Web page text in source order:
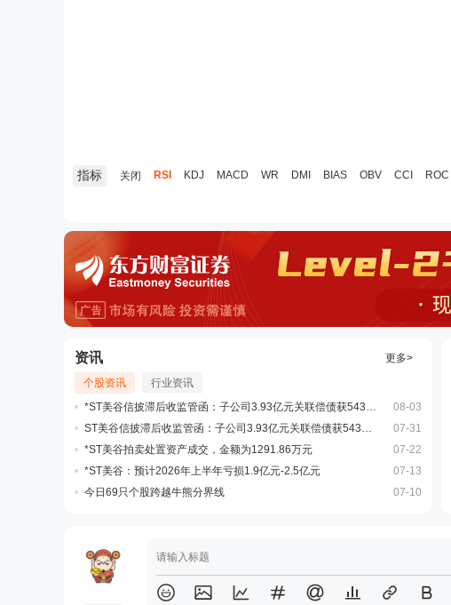
指标 关闭 RSI KDJ MACD WR DMI BIAS OBV CCI ROC
资讯
更多>
个股资讯
行业资讯
*ST美谷信披滞后收监管函：子公司3.93亿元关联偿债获543万元豁免，签约38天才公告
08-03
ST美谷信披滞后收监管函：子公司3.93亿元关联偿债获543万豁免
07-31
*ST美谷拍卖处置资产成交，金额为1291.86万元
07-22
*ST美谷：预计2026年上半年亏损1.9亿元-2.5亿元
07-13
今日69只个股跨越牛熊分界线
07-10